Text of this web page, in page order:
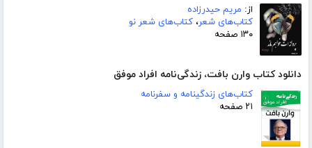
از: مریم حیدرزاده
کتاب‌های شعر، کتاب‌های شعر نو
۱۳۰ صفحه
دانلود کتاب وارن بافت، زندگی‌نامه افراد موفق
کتاب‌های زندگینامه و سفرنامه
۲۱ صفحه